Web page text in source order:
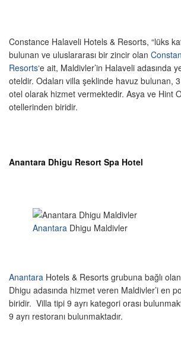
Constance Halaveli Hotels & Resorts, “lüks
bulunan ve uluslararası bir zincir olan
Resorts‘e ait, Maldivler’in Halaveli adasında
oteldir. Odaları villa şeklinde havuz bulunan,
otel olarak hizmet vermektedir. Asya ve Hint
otellerinden biridir.
Anantara Dhigu Resort Spa Hotel
Anantara Dhigu Maldivler
Anantara Hotels & Resorts grubuna bağlı
Dhigu adasında hizmet veren Maldivler’i en
biridir. Villa tipi 9 ayrı kategori orası
9 ayrı restoranı bulunmaktadır.